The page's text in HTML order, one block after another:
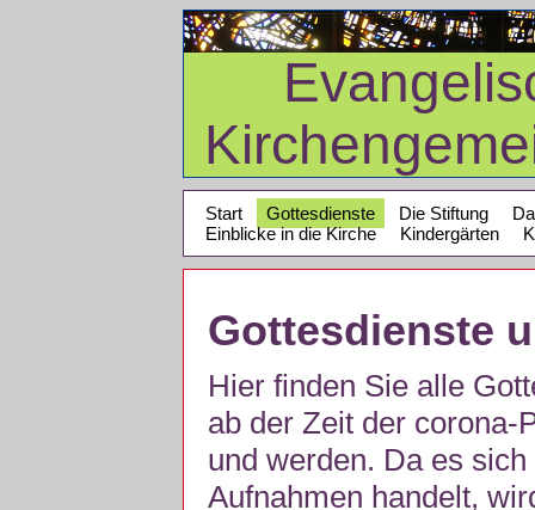
Start Gottesdienste Die Stiftung
Einblicke in die Kirche
Kindergärten
Gottesdienste
Hier finden Sie alle
ab der Zeit der corona-
und werden. Da es
Aufnahmen handelt,